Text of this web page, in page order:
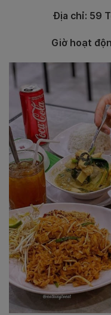
Địa chỉ: 59
Giờ hoạt